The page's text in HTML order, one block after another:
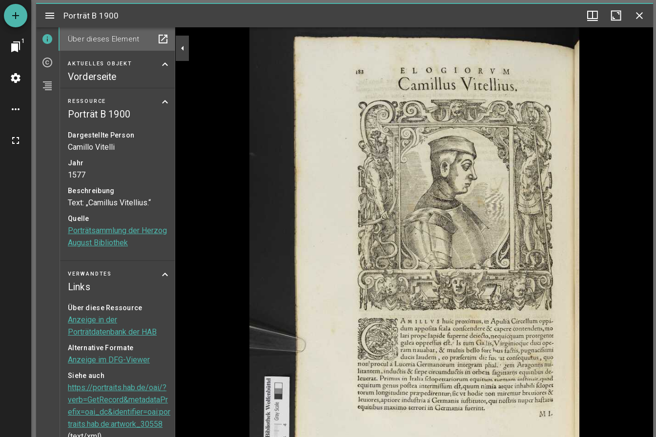
1
MiradorPorträt B 1900
Über dieses Element
AKTUELLES OBJEKT
Vorderseite
RESSOURCE
Porträt B 1900
Dargestellte Person
Camillo Vitelli
Jahr
1577
Beschreibung
Text: „Camillus Vitellius.“
Quelle
Porträtsammlung der Herzog
August Bibliothek
VERWANDTES
Links
Über diese Ressource
Anzeige in der
Porträtdatenbank der HAB
Alternative Formate
Anzeige im DFG-Viewer
Siehe auch
https://portraits.hab.de/oai/?
verb=GetRecord&metadataPr
efix=oai_dc&identifier=oai:por
traits.hab.de:artwork_30558
Porträt B 1900